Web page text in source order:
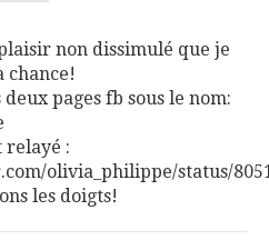
plaisir non dissimulé que je
chance!
deux pages fb sous le nom:
relayé :
olivia_philippe/status/
les doigts!